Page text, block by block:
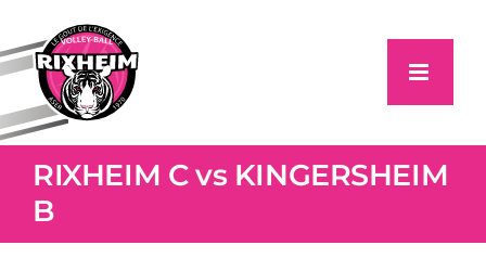
contenu
RIXHEIM C vs KINGERSHEIM
B